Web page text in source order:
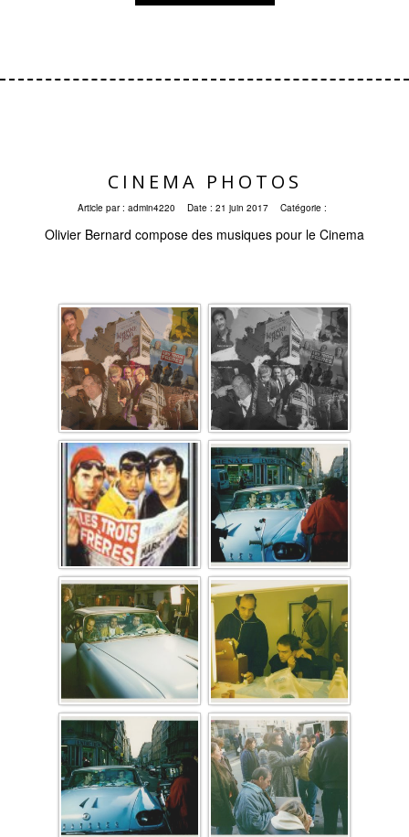
CINEMA PHOTOS
Article par : admin4220 Date : 21 juin 2017 Catégorie :
Olivier Bernard compose des musiques pour le Cinema